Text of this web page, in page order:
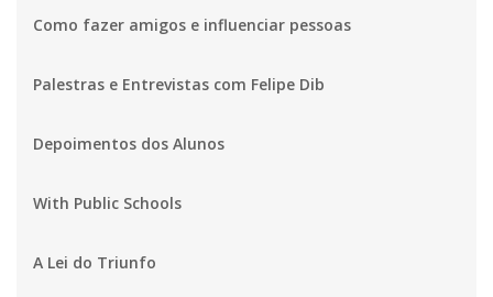
Como fazer amigos e influenciar pessoas
Palestras e Entrevistas com Felipe Dib
Depoimentos dos Alunos
With Public Schools
A Lei do Triunfo